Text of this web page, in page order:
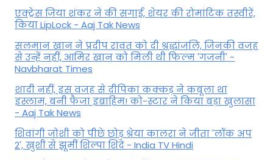
एक्ट्रेस जिया शंकर ने की सगाई, शेयर की रोमांटिक तस्वीरें,
किया LipLock - Aaj Tak News
सलमान खान ने प्रदीप रावत को दी श्रद्धांजलि, जिनकी वजह
से उन्हें नहीं, आमिर खान को मिली थी फिल्म 'गजनी' -
Navbharat Times
शादी नहीं, इस वजह से दीपिका कक्कड़ ने कबूला था
इस्लाम, बनी फैजा इब्राहिम! को-स्टार ने किया बड़ा खुलासा
- Aaj Tak News
शिवांगी जोशी को पीछे छोड़ श्रेया कालरा ने जीता 'लॉक अप
2', खुशी से झूमीं शिल्पा शिंदे - India TV Hindi